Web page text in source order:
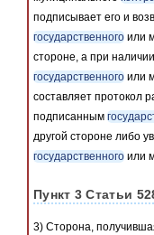
подписывает его и
государственного или
стороне, а при
государственного или
составляет протокол
подписанным
другой стороне либо
государственного или
Пункт 3 Статьи
3) Сторона,